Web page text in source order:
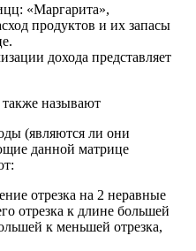
«Маргарита»,
продуктов и их запасы
дохода представляет
называют
(являются ли они
данной матрице
отрезка на 2 неравные
отрезка к длине большей
к меньшей отрезка,